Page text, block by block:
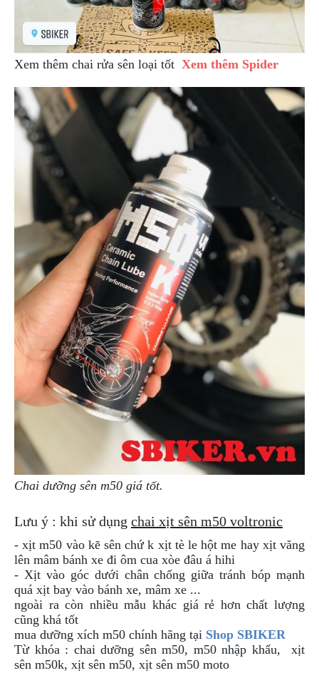
Xem thêm chai rửa sên loại tốt Xem thêm Spider
Chai dưỡng sên m50 giá tốt.
Lưu ý : khi sử dụng chai xịt sên m50 voltronic
- xịt m50 vào kẽ sên chứ k xịt tè le hột me hay xịt văng
lên mâm bánh xe đi ôm cua xòe đâu á hihi
- Xịt vào góc dưới chân chống giữa tránh bóp mạnh
quá xịt bay vào bánh xe, mâm xe ...
ngoài ra còn nhiều mẫu khác giá rẻ hơn chất lượng
cũng khá tốt
mua dưỡng xích m50 chính hãng tại Shop SBIKER
Từ khóa : chai dưỡng sên m50, m50 nhập khẩu, xịt
sên m50k, xịt sên m50, xịt sên m50 moto